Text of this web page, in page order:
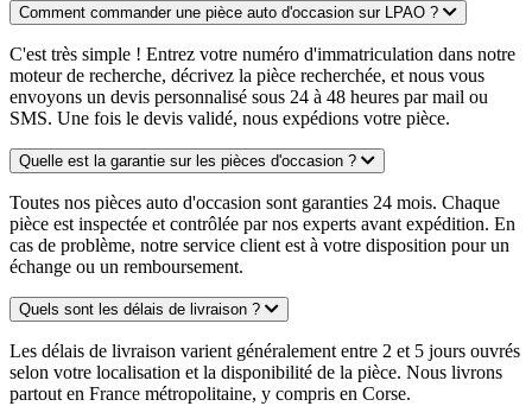
Comment commander une pièce auto d'occasion sur LPAO ?
C'est très simple ! Entrez votre numéro d'immatriculation dans notre
moteur de recherche, décrivez la pièce recherchée, et nous vous
envoyons un devis personnalisé sous 24 à 48 heures par mail ou
SMS. Une fois le devis validé, nous expédions votre pièce.
Quelle est la garantie sur les pièces d'occasion ?
Toutes nos pièces auto d'occasion sont garanties 24 mois. Chaque
pièce est inspectée et contrôlée par nos experts avant expédition. En
cas de problème, notre service client est à votre disposition pour un
échange ou un remboursement.
Quels sont les délais de livraison ?
Les délais de livraison varient généralement entre 2 et 5 jours ouvrés
selon votre localisation et la disponibilité de la pièce. Nous livrons
partout en France métropolitaine, y compris en Corse.